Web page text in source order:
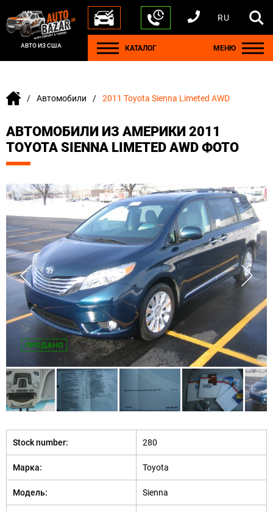
АВТО ИЗ США
+1 440 212 5612
+380 63 445 8605
---
+7 701 784 4450
+375 17 337 2065
RU
КАТАЛОГ МЕНЮ
Автомобили 2011 Toyota Sienna Limeted AWD
АВТОМОБИЛИ ИЗ АМЕРИКИ 2011
TOYOTA SIENNA LIMETED AWD ФОТО
ПРОДАНО
Stock number: 280
Марка: Toyota
Модель: Sienna